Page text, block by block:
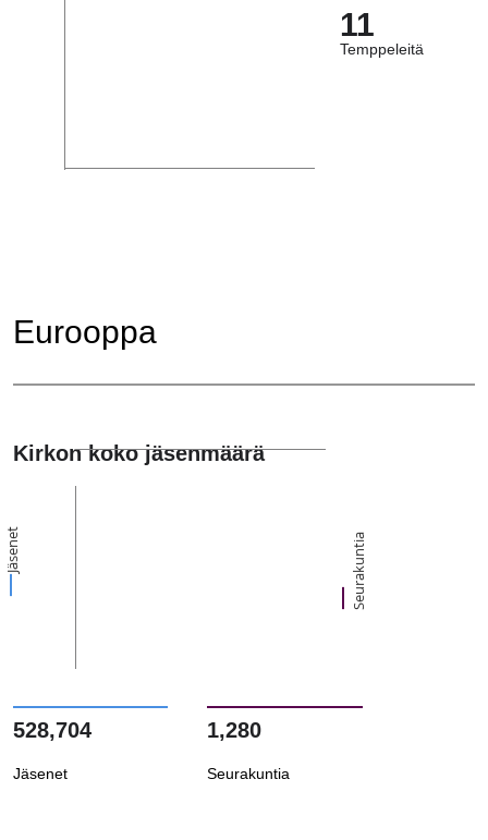
11
Temppeleitä
Eurooppa
Kirkon koko jäsenmäärä
Jäsenet Seurakuntia
528,704
Jäsenet
1,280
Seurakuntia